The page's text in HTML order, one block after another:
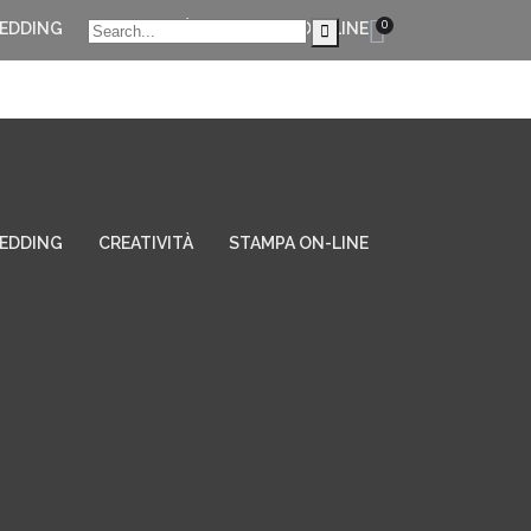
0
CREATIVITÀ STAMPA ON-LINE
CREATIVITÀ STAMPA ON-LINE